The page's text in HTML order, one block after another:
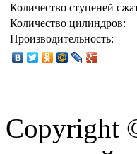
Количество ступеней
Количество цилиндров:
Производительность:
Copyright